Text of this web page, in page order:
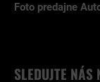
Foto predajne
SLEDUJTE